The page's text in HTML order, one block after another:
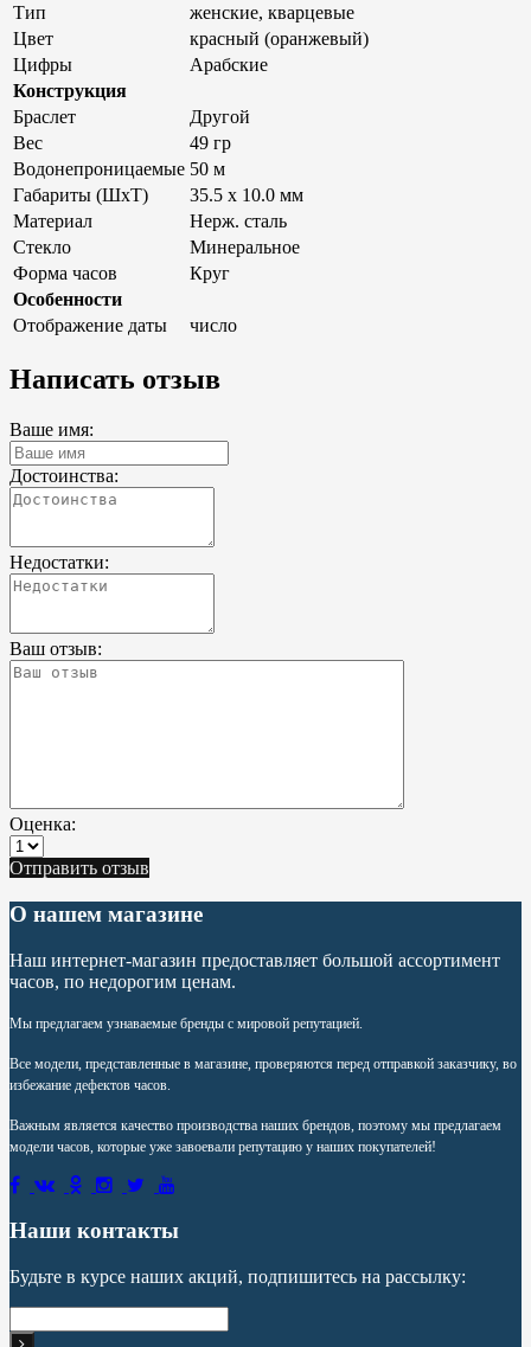
Тип
женские, кварцевые
Цвет
красный (оранжевый)
Цифры
Арабские
Конструкция
Браслет
Другой
Вес
49 гр
Водонепроницаемые 50 м
Габариты (ШxТ)
35.5 x 10.0 мм
Материал
Нерж. сталь
Стекло
Минеральное
Форма часов
Круг
Особенности
Отображение даты
число
Написать отзыв
Ваше имя:
Достоинства:
Недостатки:
Ваш отзыв:
Оценка:
Отправить отзыв
О нашем магазине
Наш интернет-магазин предоставляет большой ассортимент
часов, по недорогим ценам.
Мы предлагаем узнаваемые бренды с мировой репутацией.
Все модели, представленные в магазине, проверяются перед отправкой заказчику, во
избежание дефектов часов.
Важным является качество производства наших брендов, поэтому мы предлагаем
модели часов, которые уже завоевали репутацию у наших покупателей!
Наши контакты
Будьте в курсе наших акций, подпишитесь на рассылку: